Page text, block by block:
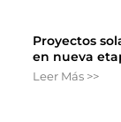
Proyectos
en nueva
Leer Más >>